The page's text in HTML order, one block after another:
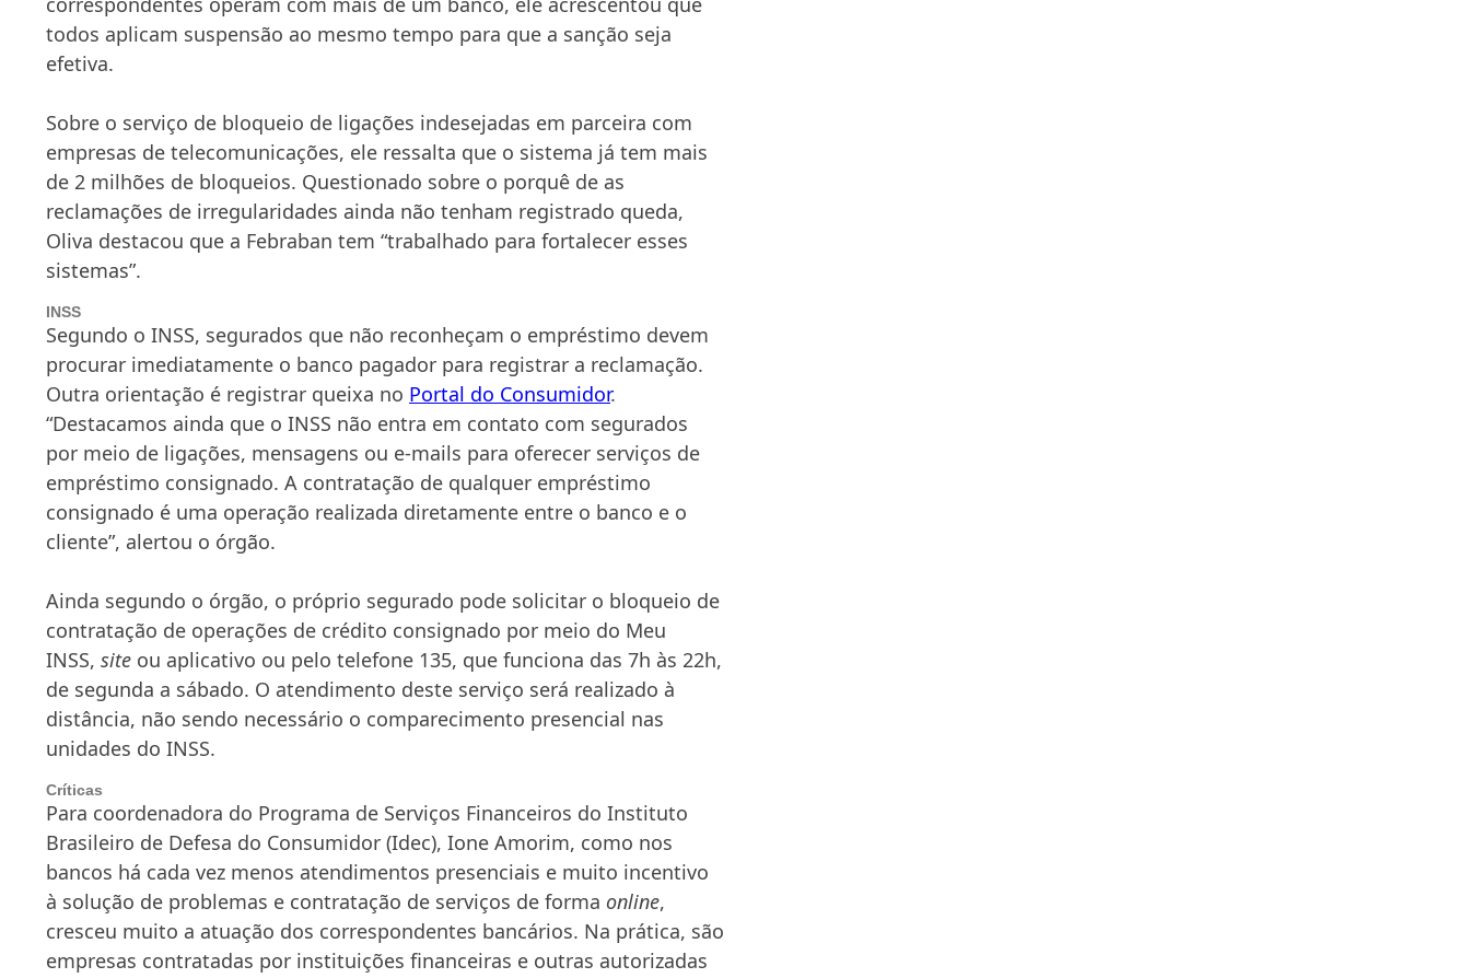
todos aplicam suspensão ao mesmo tempo para que a sanção seja
efetiva.
Sobre o serviço de bloqueio de ligações indesejadas em parceira com
empresas de telecomunicações, ele ressalta que o sistema já tem mais
de 2 milhões de bloqueios. Questionado sobre o porquê de as
reclamações de irregularidades ainda não tenham registrado queda,
Oliva destacou que a Febraban tem “trabalhado para fortalecer esses
sistemas”.
INSS
Segundo o INSS, segurados que não reconheçam o empréstimo devem
procurar imediatamente o banco pagador para registrar a reclamação.
Outra orientação é registrar queixa no Portal do Consumidor.
“Destacamos ainda que o INSS não entra em contato com segurados
por meio de ligações, mensagens ou e-mails para oferecer serviços de
empréstimo consignado. A contratação de qualquer empréstimo
consignado é uma operação realizada diretamente entre o banco e o
cliente”, alertou o órgão.
Ainda segundo o órgão, o próprio segurado pode solicitar o bloqueio de
contratação de operações de crédito consignado por meio do Meu
INSS, site ou aplicativo ou pelo telefone 135, que funciona das 7h às 22h,
de segunda a sábado. O atendimento deste serviço será realizado à
distância, não sendo necessário o comparecimento presencial nas
unidades do INSS.
Críticas
Para coordenadora do Programa de Serviços Financeiros do Instituto
Brasileiro de Defesa do Consumidor (Idec), Ione Amorim, como nos
bancos há cada vez menos atendimentos presenciais e muito incentivo
à solução de problemas e contratação de serviços de forma online,
cresceu muito a atuação dos correspondentes bancários. Na prática, são
empresas contratadas por instituições financeiras e outras autorizadas